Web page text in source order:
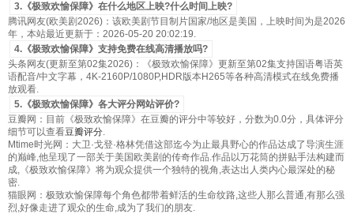
3.《极致欢愉保障》在什么地区上映?什么时间上映?
腾讯网友(欧美剧2026)：该欧美剧节目制片国家/地区是美国，上映时间为是2026
年，本站最近更新于：2026-05-20 20:02:19.
4.《极致欢愉保障》支持免费在线高清播放吗?
头条网友(更新至第02集2026)：《极致欢愉保障》更新至第02集支持国语粤语英
语配音/中文字幕，4K-2160P/1080P,HDR版本H265等各种高清模式在线免费播
放观看.
5.《极致欢愉保障》各大评分网站评价?
豆瓣网：目前《极致欢愉保障》在豆瓣的评分中等较好，分数为0.0分，具体评分
细节可以查看豆瓣评分.
Mtime时光网：大卫·戈登·格林凭借这部迄今为止最具野心的作品达成了导演生涯
的巅峰,他呈现了一部关于美国欧美剧的传奇作品.作品以万花筒的拼贴手法构建而
成,《极致欢愉保障》将为观众提供一个独特的视角,表达出人类内心最深处的秘
密.
猫眼网：极致欢愉保障每个角色都带着鲜活的生命纹路,这些人那么普通,有那么强
烈,好像走进了观众的生命,成为了我们的朋友.